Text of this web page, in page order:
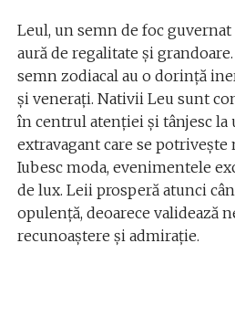
Leul, un semn de foc guvernat
aură de regalitate și
semn zodiacal au o dorință
și venerați. Nativii Leu sunt
în centrul atenției și tânjesc la
extravagant care se
Iubesc moda, evenimentele
de lux. Leii prosperă atunci
opulență, deoarece validează
recunoaștere și admirație.